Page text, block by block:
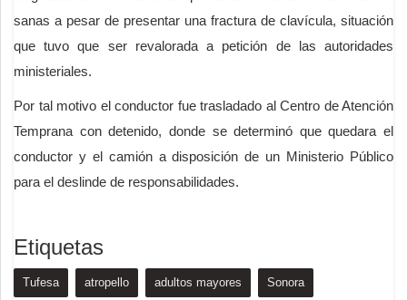
sanas a pesar de presentar una fractura de clavícula, situación
que tuvo que ser revalorada a petición de las autoridades
ministeriales.
Por tal motivo el conductor fue trasladado al Centro de Atención
Temprana con detenido, donde se determinó que quedara el
conductor y el camión a disposición de un Ministerio Público
para el deslinde de responsabilidades.
Etiquetas
Tufesa atropello adultos mayores Sonora